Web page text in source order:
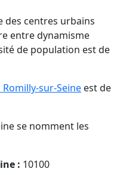
des centres urbains
entre dynamisme
de population est de
sur-Seine est de
se nomment les
: 10100